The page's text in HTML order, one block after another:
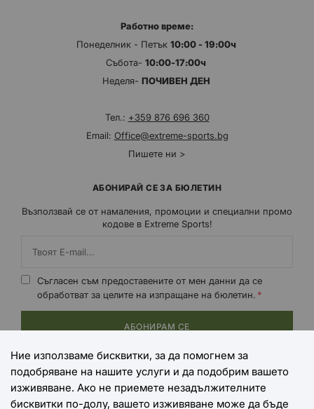
Работно време:
Понеделник - Петък 10:00 - 19:00ч
Събота- 10:00-17:00ч
Неделя- ПОЧИВЕН ДЕН
Тел.: +359 876 696 360
Email: Office@extreme-sports.bg
Пишете ни >
АБОНИРАЙ СЕ ЗА БЮЛЕТИН
Възползвай се от намаления, промоции и специални промо
кодове в Extreme Sports!
Съгласен съм предоставените от мен данни да се
обработват за целите на изпращане на бюлетин.
АБОНИРАМ СЕ
НАЧИНИ НА ПЛАЩАНЕ
Ние използваме бисквитки, за да помогнем за
подобряване на нашите услуги и да подобрим вашето
изживяване. Ако не приемете незадължителните
бисквитки по-долу, вашето изживяване може да бъде